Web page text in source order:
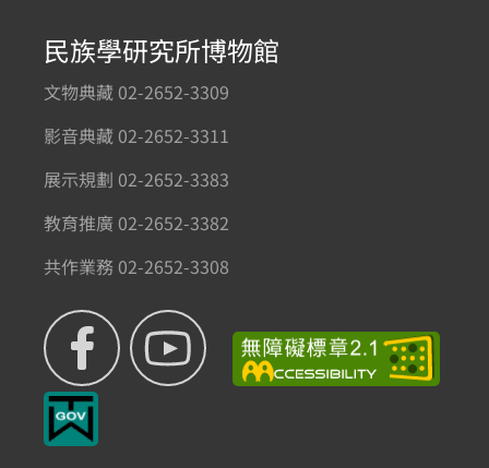
民族學研究所博物館
文物典藏 02-2652-3309
影音典藏 02-2652-3311
展示規劃 02-2652-3383
教育推廣 02-2652-3382
共作業務 02-2652-3308